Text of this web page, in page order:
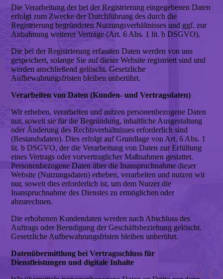
Die Verarbeitung der bei der Registrierung eingegebenen Daten
erfolgt zum Zwecke der Durchführung des durch die
Registrierung begründeten Nutzungsverhältnisses und ggf. zur
Anbahnung weiterer Verträge (Art. 6 Abs. 1 lit. b DSGVO).
Die bei der Registrierung erfassten Daten werden von uns
gespeichert, solange Sie auf dieser Website registriert sind und
werden anschließend gelöscht. Gesetzliche
Aufbewahrungsfristen bleiben unberührt.
Verarbeiten von Daten (Kunden- und Vertragsdaten)
Wir erheben, verarbeiten und nutzen personenbezogene Daten
nur, soweit sie für die Begründung, inhaltliche Ausgestaltung
oder Änderung des Rechtsverhältnisses erforderlich sind
(Bestandsdaten). Dies erfolgt auf Grundlage von Art. 6 Abs. 1
lit. b DSGVO, der die Verarbeitung von Daten zur Erfüllung
eines Vertrags oder vorvertraglicher Maßnahmen gestattet.
Personenbezogene Daten über die Inanspruchnahme dieser
Website (Nutzungsdaten) erheben, verarbeiten und nutzen wir
nur, soweit dies erforderlich ist, um dem Nutzer die
Inanspruchnahme des Dienstes zu ermöglichen oder
abzurechnen.
Die erhobenen Kundendaten werden nach Abschluss des
Auftrags oder Beendigung der Geschäftsbeziehung gelöscht.
Gesetzliche Aufbewahrungsfristen bleiben unberührt.
Datenübermittlung bei Vertragsschluss für
Dienstleistungen und digitale Inhalte